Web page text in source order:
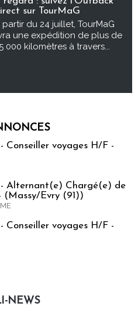
sur TourMaG
partir du 24 juillet, TourMaG
une expédition de plus de
5 000 kilomètres à travers...
Conseiller voyages H/F -
- Alternant(e) Chargé(e) de
(Massy/Evry (91))
Conseiller voyages H/F -
NEWS